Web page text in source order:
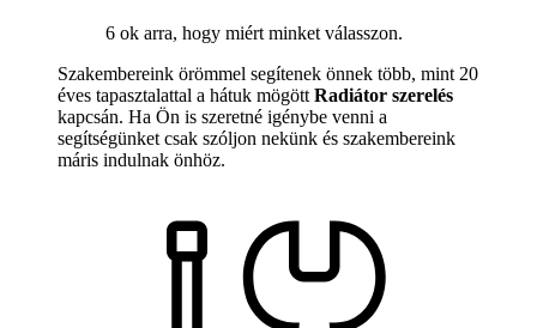
6 ok arra, hogy miért minket válasszon.
Szakembereink örömmel segítenek önnek több, mint 20
éves tapasztalattal a hátuk mögött Radiátor szerelés
kapcsán. Ha Ön is szeretné igénybe venni a
segítségünket csak szóljon nekünk és szakembereink
máris indulnak önhöz.